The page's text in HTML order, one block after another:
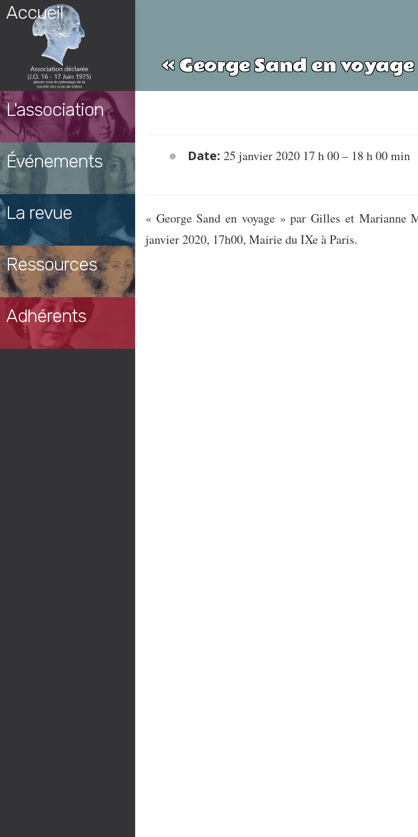
Skip
content
Accueil
L'association
Événements
La revue
Ressources
Adhérents
« George Sand en
Date: 25 janvier 2020 17 h 00– 18 h 00 min
« George Sand en voyage » par Gilles et Marianne
janvier 2020, 17h00, Mairie du IXe à Paris.